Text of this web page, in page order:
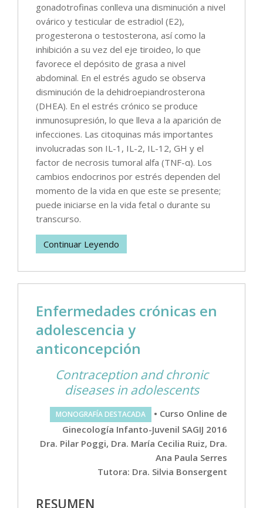
gonadotrofinas conlleva una disminución a nivel
ovárico y testicular de estradiol (E2),
progesterona o testosterona, así como la
inhibición a su vez del eje tiroideo, lo que
favorece el depósito de grasa a nivel
abdominal. En el estrés agudo se observa
disminución de la dehidroepiandrosterona
(DHEA). En el estrés crónico se produce
inmunosupresión, lo que lleva a la aparición de
infecciones. Las citoquinas más importantes
involucradas son IL-1, IL-2, IL-12, GH y el
factor de necrosis tumoral alfa (TNF-α). Los
cambios endocrinos por estrés dependen del
momento de la vida en que este se presente;
puede iniciarse en la vida fetal o durante su
transcurso.
Continuar Leyendo
Enfermedades crónicas en
adolescencia y
anticoncepción
Contraception and chronic
diseases in adolescents
MONOGRAFÍA DESTACADA
• Curso Online de
Ginecología Infanto-Juvenil SAGIJ 2016
Dra. Pilar Poggi, Dra. María Cecilia Ruiz, Dra.
Ana Paula Serres
Tutora: Dra. Silvia Bonsergent
RESUMEN